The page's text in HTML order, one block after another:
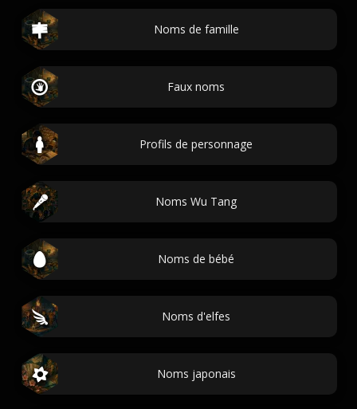
Noms de famille
Faux noms
Profils de personnage
Noms Wu Tang
Noms de bébé
Noms d'elfes
Noms japonais